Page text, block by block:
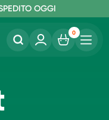
OGGI
DA €60
0